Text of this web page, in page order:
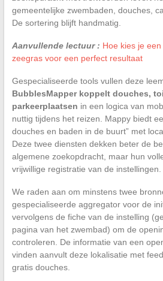
gemeentelijke zwembaden, douches,
De sortering blijft handmatig.
Aanvullende lectuur : Hoe kies je
zeegras voor een perfect resultaat
Gespecialiseerde tools vullen deze
BubblesMapper koppelt douches,
parkeerplaatsen in een logica van
nuttig tijdens het reizen. Mappy biedt
douches en baden in de buurt” met
Deze twee diensten dekken beter de
algemene zoekopdracht, maar hun
vrijwillige registratie van de instellingen.
We raden aan om minstens twee
gespecialiseerde aggregator voor de
vervolgens de fiche van de instelling
pagina van het zwembad) om de
controleren. De informatie van een
vinden aanvult deze lokalisatie met
gratis douches.